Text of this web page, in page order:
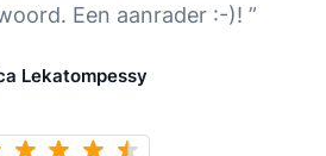
Een aanrader :-)! ”
Lekatompessy